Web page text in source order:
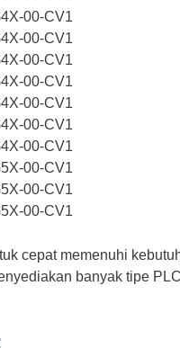
00-CV1
00-CV1
00-CV1
00-CV1
00-CV1
00-CV1
00-CV1
00-CV1
00-CV1
00-CV1
cepat memenuhi
banyak tipe